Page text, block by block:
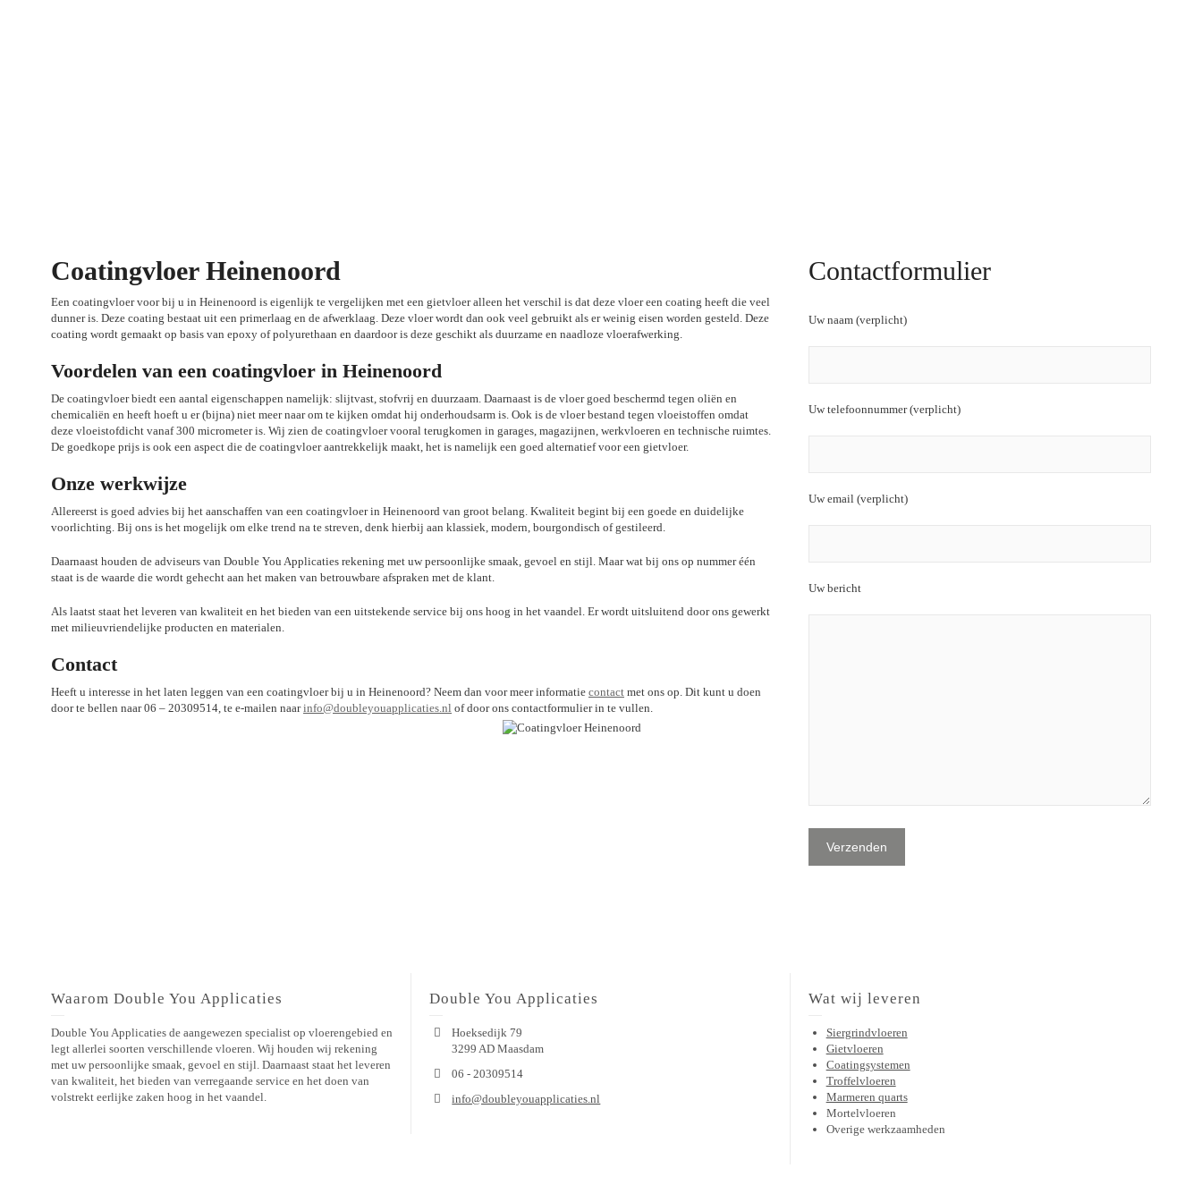
Coatingvloer Heinenoord
Een coatingvloer voor bij u in Heinenoord is eigenlijk te vergelijken met een gietvloer alleen het verschil is dat deze vloer een coating heeft die veel
dunner is. Deze coating bestaat uit een primerlaag en de afwerklaag. Deze vloer wordt dan ook veel gebruikt als er weinig eisen worden gesteld. Deze
coating wordt gemaakt op basis van epoxy of polyurethaan en daardoor is deze geschikt als duurzame en naadloze vloerafwerking.
Voordelen van een coatingvloer in Heinenoord
De coatingvloer biedt een aantal eigenschappen namelijk: slijtvast, stofvrij en duurzaam. Daarnaast is de vloer goed beschermd tegen oliën en
chemicaliën en heeft hoeft u er (bijna) niet meer naar om te kijken omdat hij onderhoudsarm is. Ook is de vloer bestand tegen vloeistoffen omdat
deze vloeistofdicht vanaf 300 micrometer is. Wij zien de coatingvloer vooral terugkomen in garages, magazijnen, werkvloeren en technische ruimtes.
De goedkope prijs is ook een aspect die de coatingvloer aantrekkelijk maakt, het is namelijk een goed alternatief voor een gietvloer.
Onze werkwijze
Allereerst is goed advies bij het aanschaffen van een coatingvloer in Heinenoord van groot belang. Kwaliteit begint bij een goede en duidelijke
voorlichting. Bij ons is het mogelijk om elke trend na te streven, denk hierbij aan klassiek, modern, bourgondisch of gestileerd.
Daarnaast houden de adviseurs van Double You Applicaties rekening met uw persoonlijke smaak, gevoel en stijl. Maar wat bij ons op nummer één
staat is de waarde die wordt gehecht aan het maken van betrouwbare afspraken met de klant.
Als laatst staat het leveren van kwaliteit en het bieden van een uitstekende service bij ons hoog in het vaandel. Er wordt uitsluitend door ons gewerkt
met milieuvriendelijke producten en materialen.
Contact
Heeft u interesse in het laten leggen van een coatingvloer bij u in Heinenoord? Neem dan voor meer informatie contact met ons op. Dit kunt u doen
door te bellen naar 06 – 20309514, te e-mailen naarinfo@doubleyouapplicaties.nl of door ons contactformulier in te vullen.
Contactformulier
Uw naam (verplicht)
Uw telefoonnummer (verplicht)
Uw email (verplicht)
Uw bericht
Waarom Double You Applicaties
Double You Applicaties de aangewezen specialist op vloerengebied en
legt allerlei soorten verschillende vloeren. Wij houden wij rekening
met uw persoonlijke smaak, gevoel en stijl. Daarnaast staat het leveren
van kwaliteit, het bieden van verregaande service en het doen van
volstrekt eerlijke zaken hoog in het vaandel.
Double You Applicaties
Hoeksedijk 79
3299 AD Maasdam
06 - 20309514
info@doubleyouapplicaties.nl
Wat wij leveren
Siergrindvloeren
Gietvloeren
Coatingsystemen
Troffelvloeren
Marmeren quarts
Mortelvloeren
Overige werkzaamheden